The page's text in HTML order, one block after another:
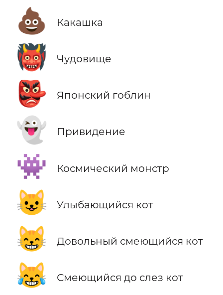
💩 Какашка
👹 Чудовище
👺 Японский гоблин
👻 Привидение
👾 Космический монстр
😺 Улыбающийся кот
😸 Довольный смеющийся кот
😹 Смеющийся до слез кот